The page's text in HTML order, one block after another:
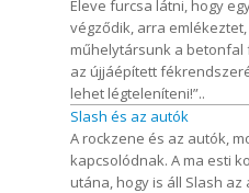
Eleve furcsa látni, hogy
végződik, arra
műhelytársunk a
az újjáépített
lehet légteleníteni!”..
Slash és az autók
A rockzene és az autók,
kapcsolódnak. A ma esti
utána, hogy is áll Slash